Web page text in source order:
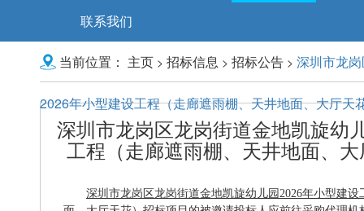
联系我们
当前位置： 主页 > 招标信息 > 招标公告 > 深圳市龙
2026年小型建设工程（走廊遮雨棚、天井地面、大厅天
深圳市龙岗区龙岗街道金地凯旋幼
工程（走廊遮雨棚、天井地面、
深圳市龙岗区龙岗街道金地凯旋幼儿园 2026年小型建